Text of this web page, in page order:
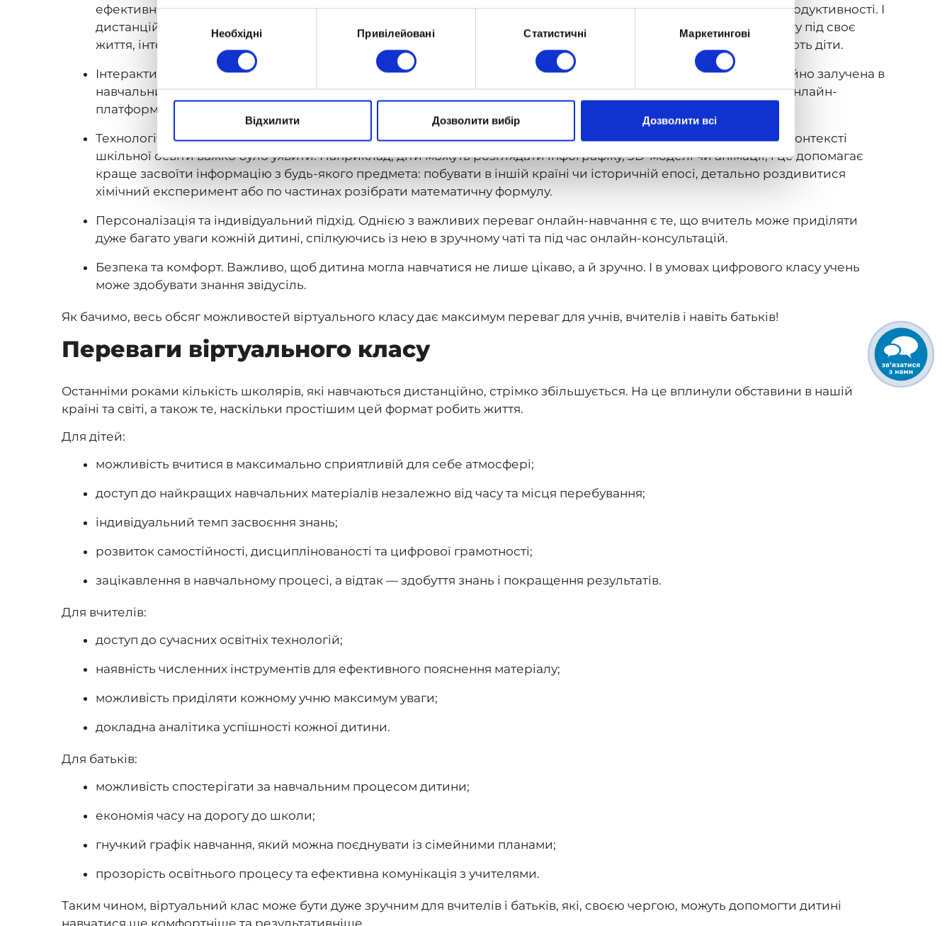
Необхідні Привілейовані Статистичні Маркетингові
Відхилити Дозволити вибір Дозволити всі
ефективність. Численні дослідження демонструють, що в людей відрізняються біоритми та години високої продуктивності. І
дистанційне навчання дає змогу навчатися у віртуальному класі в будь-який зручний час, підлаштовуючи освіту під своє
життя, інтереси та обставини.
Статистика показує , що такий підхід значно покращує результати, яких досягають діти.
Інтерактивність. Дистанційна школа — це набагато більше, ніж просто урок і домашнє завдання. Дитина постійно залучена в
навчальний процес: тести, ігри, проєкти та інтерактивні вправи — і все це на сучасній, зручній та захопливій онлайн-
платформі.
Технологічні можливості. Віртуальний клас дає змогу подавати інформацію в спосіб, який кілька років тому в контексті
шкільної освіти важко було уявити. Наприклад, діти можуть розглядати інфографіку, 3D-моделі чи анімації, і це допомагає
краще засвоїти інформацію з будь-якого предмета: побувати в іншій країні чи історичній епосі, детально роздивитися
хімічний експеримент або по частинах розібрати математичну формулу.
Персоналізація та індивідуальний підхід. Однією з важливих переваг онлайн-навчання є те, що вчитель може приділяти
дуже багато уваги кожній дитині, спілкуючись із нею в зручному чаті та під час онлайн-консультацій.
Безпека та комфорт. Важливо, щоб дитина могла навчатися не лише цікаво, а й зручно. І в умовах цифрового класу учень
може здобувати знання звідусіль.
Як бачимо, весь обсяг можливостей віртуального класу дає максимум переваг для учнів, вчителів і навіть батьків!
Переваги віртуального класу
Останніми роками кількість школярів, які навчаються дистанційно, стрімко збільшується. На це вплинули обставини в нашій
країні та світі, а також те, наскільки простішим цей формат робить життя.
Для дітей:
можливість вчитися в максимально сприятливій для себе атмосфері;
доступ до найкращих навчальних матеріалів незалежно від часу та місця перебування;
індивідуальний темп засвоєння знань;
розвиток самостійності, дисциплінованості та цифрової грамотності;
зацікавлення в навчальному процесі, а відтак — здобуття знань і покращення результатів.
Для вчителів:
доступ до сучасних освітніх технологій;
наявність численних інструментів для ефективного пояснення матеріалу;
можливість приділяти кожному учню максимум уваги;
докладна аналітика успішності кожної дитини.
Для батьків:
можливість спостерігати за навчальним процесом дитини;
економія часу на дорогу до школи;
гнучкий графік навчання, який можна поєднувати із сімейними планами;
прозорість освітнього процесу та ефективна комунікація з учителями.
Таким чином, віртуальний клас може бути дуже зручним для вчителів і батьків, які, своєю чергою, можуть допомогти дитині
навчатися ще комфортніше та результативніше.